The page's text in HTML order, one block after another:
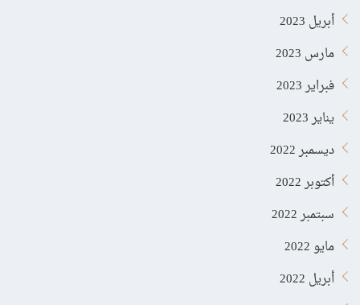
أبريل 2023
مارس 2023
فبراير 2023
يناير 2023
ديسمبر 2022
أكتوبر 2022
سبتمبر 2022
مايو 2022
أبريل 2022